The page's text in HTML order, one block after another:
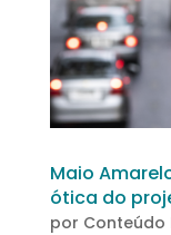
Maio
ótica do
por Conteúdo